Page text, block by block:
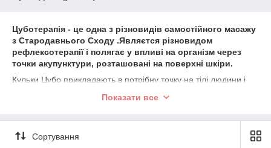
Цуботерапія - це одна з різновидів самостійного масажу
з Стародавнього Сходу .Являєтся різновидом
рефлексотерапії і полягає у впливі на організм через
точки акупунктури, розташовані на поверхні шкіри.
Кульки Цубо прикладають в потрібну точку на тілі людини і
фіксують лейкопластиром.
Для впливу можна використовувати як металеві, так і мідні,
срібні або навіть золоті кульки. Час носіння кульок
визначається лікарем, виходячи з діагнозу і загального стану
Показати все
Сортування